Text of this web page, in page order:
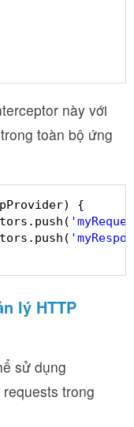
này với
toàn bộ ứng
{
lý HTTP
sử dụng
trong